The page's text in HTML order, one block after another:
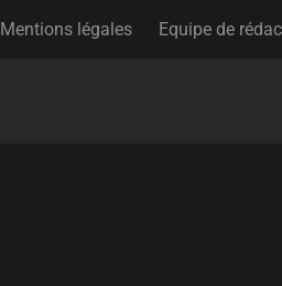
Mentions légales Equipe de